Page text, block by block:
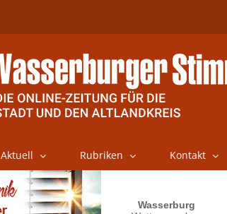
Aktuell Rubriken Kontakt